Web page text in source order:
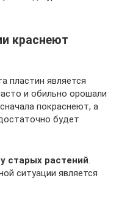
краснеют
пластин является
и обильно орошали
покраснеют, а
будет
у старых растений.
ситуации является